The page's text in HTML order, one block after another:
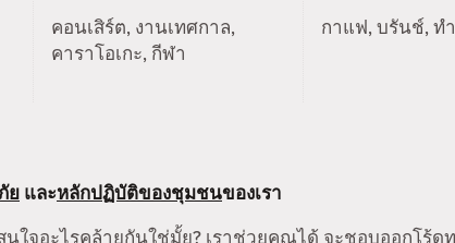
คอนเสิร์ต, งานเทศกาล,
คาราโอเกะ, กีฬา
กาแฟ, บรันช์, ท
ย และหลักปฏิบัติของชุมชนของเรา
จอะไรคล้ายกันใช่มั้ย? เราช่วยคุณได้ จะชอบออกโร้ด